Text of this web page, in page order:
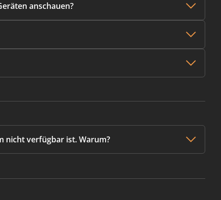
anschauen?
nicht verfügbar ist. Warum?